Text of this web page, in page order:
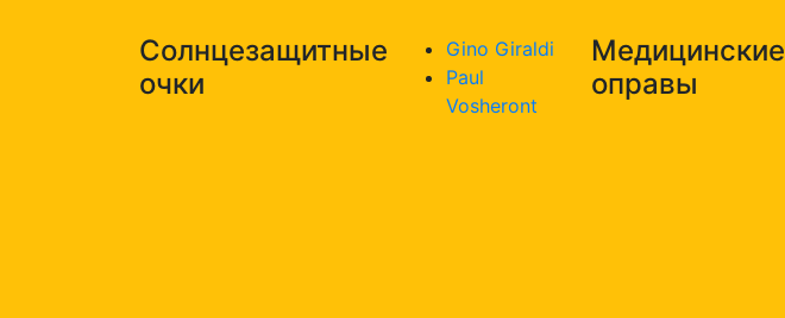
Солнцезащитные
очки
Gino Giraldi
Paul
Vosheront
Медицинские
оправы